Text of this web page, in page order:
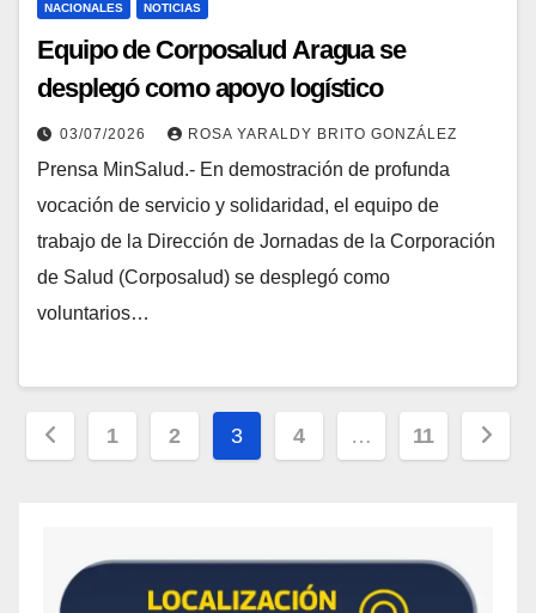
NACIONALES NOTICIAS
Equipo de Corposalud Aragua se
desplegó como apoyo logístico
03/07/2026 ROSA YARALDY BRITO GONZÁLEZ
Prensa MinSalud.- En demostración de profunda
vocación de servicio y solidaridad, el equipo de
trabajo de la Dirección de Jornadas de la Corporación
de Salud (Corposalud) se desplegó como
voluntarios…
1 2 3 4 … 11